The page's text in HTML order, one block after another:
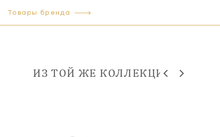
Товары бренда
ИЗ ТОЙ ЖЕ КОЛЛЕКЦИИ